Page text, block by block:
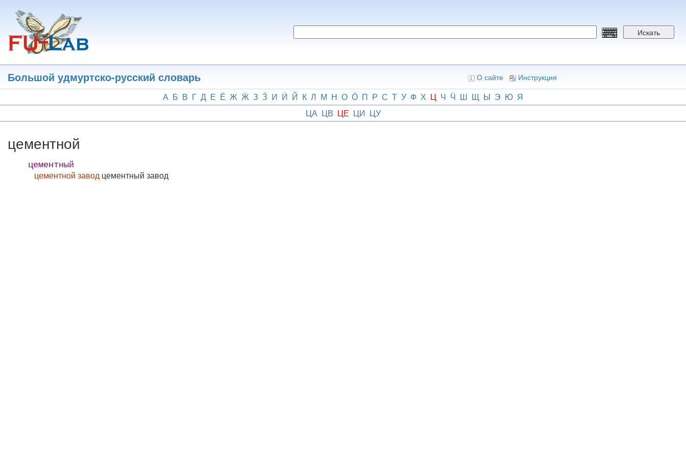
основному
содержанию
Искать
Большой удмуртско-русский словарь О сайте Инструкция
А Б В Г Д Е Ё Ж Ӝ З Ӟ И Ӥ Й К Л М Н О Ӧ П Р С Т У Ф Х Ц Ч Ӵ Ш Щ Ы Э Ю Я
ЦА ЦВ ЦЕ ЦИ ЦУ
цементной
цементный
цементной завод цементный завод